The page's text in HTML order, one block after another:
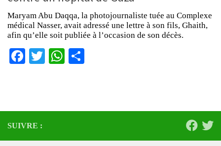
Maryam Abu Daqqa, la photojournaliste tuée au Complexe
médical Nasser, avait adressé une lettre à son fils, Ghaith,
afin qu’elle soit publiée à l’occasion de son décès.
Facebook
TwitterWhatsApp
SUIVRE :